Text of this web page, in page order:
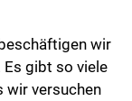
wir
Es gibt so viele
wir versuchen